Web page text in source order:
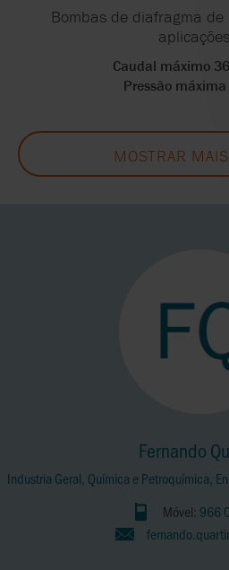
Bombas de diafragma
Caudal máximo
Pressão
MOSTRAR
Fernando
Industria Geral, Química e Petroquímica,
Móvel: 966